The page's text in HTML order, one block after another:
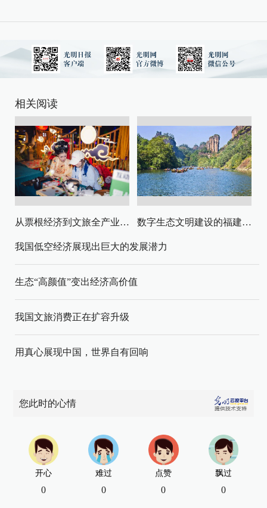
相关阅读
从票根经济到文旅全产业链升级 数字生态文明建设的福建路径与启示
我国低空经济展现出巨大的发展潜力
生态“高颜值”变出经济高价值
我国文旅消费正在扩容升级
用真心展现中国，世界自有回响
您此时的心情
开心
0
难过
0
点赞
0
飘过
0